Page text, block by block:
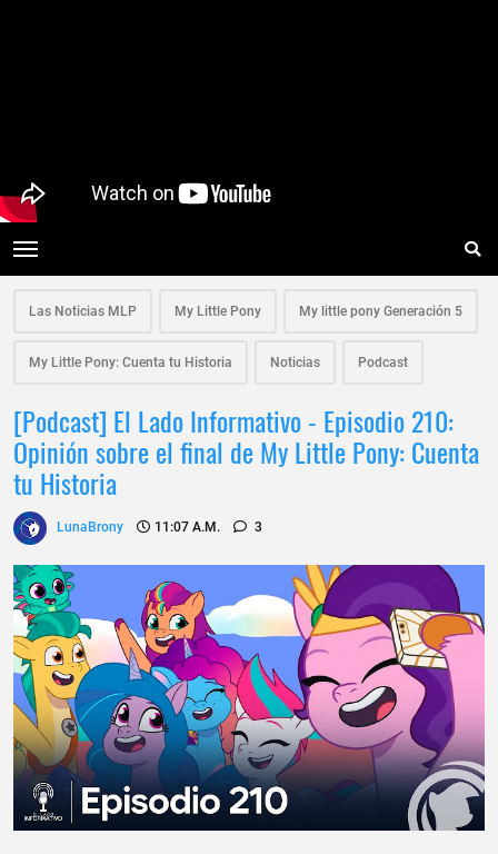
Las Noticias MLP My Little Pony My little pony Generación 5
My Little Pony: Cuenta tu Historia Noticias Podcast
[Podcast] El Lado Informativo - Episodio 210:
Opinión sobre el final de My Little Pony: Cuenta
tu Historia
LunaBrony 11:07 A.m. 3